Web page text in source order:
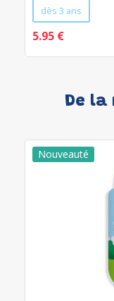
dès 3 ans
5.95 €
De la